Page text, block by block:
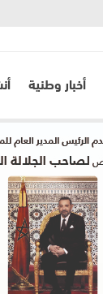
أخبار وطنية